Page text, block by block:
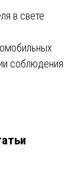
в свете
соблюдения